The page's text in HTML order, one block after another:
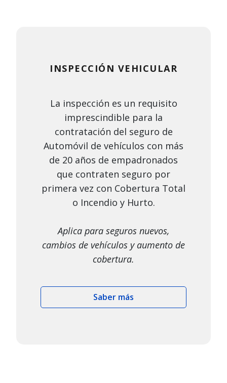
INSPECCIÓN VEHICULAR
La inspección es un requisito
imprescindible para la
contratación del seguro de
Automóvil de vehículos con más
de 20 años de empadronados
que contraten seguro por
primera vez con Cobertura Total
o Incendio y Hurto.
Aplica para seguros nuevos,
cambios de vehículos y aumento de
cobertura.
Saber más